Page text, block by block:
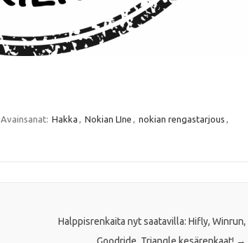
Avainsanat: Hakka , Nokian LIne , nokian rengastarjous ,
Halppisrenkaita nyt saatavilla: Hifly, Winrun,